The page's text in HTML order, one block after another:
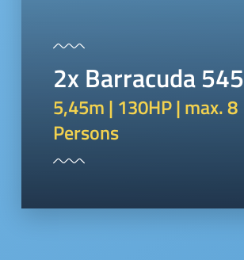
2x Barracuda 545
5,45m | 130HP | max. 8
Persons